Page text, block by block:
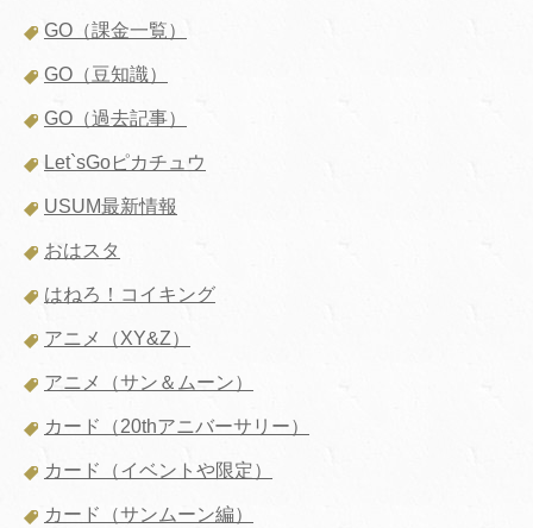
GO（課金一覧）
GO（豆知識）
GO（過去記事）
Let`sGoピカチュウ
USUM最新情報
おはスタ
はねろ！コイキング
アニメ（XY&Z）
アニメ（サン＆ムーン）
カード（20thアニバーサリー）
カード（イベントや限定）
カード（サンムーン編）